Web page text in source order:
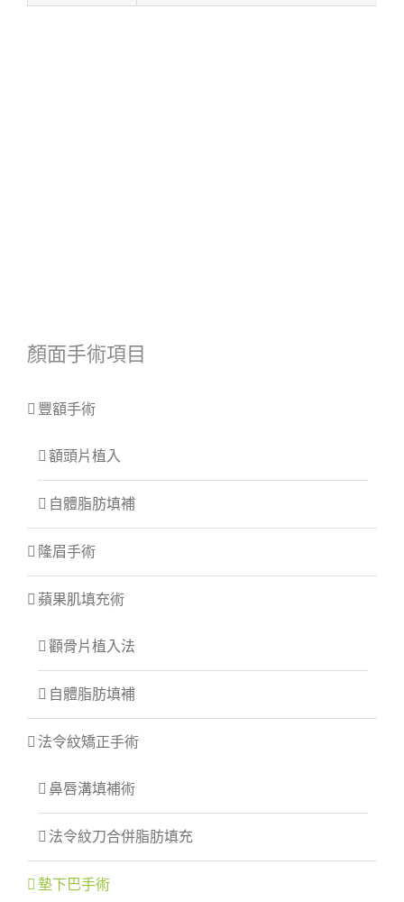
顏面手術項目
豐額手術
額頭片植入
自體脂肪填補
隆眉手術
蘋果肌填充術
顴骨片植入法
自體脂肪填補
法令紋矯正手術
鼻唇溝填補術
法令紋刀合併脂肪填充
墊下巴手術